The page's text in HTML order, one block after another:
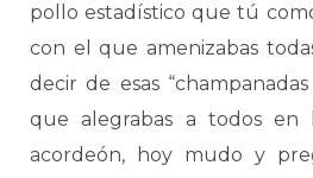
pollo estadístico que tú
con el que amenizabas
decir de esas
que alegrabas a todos
acordeón, hoy mudo y